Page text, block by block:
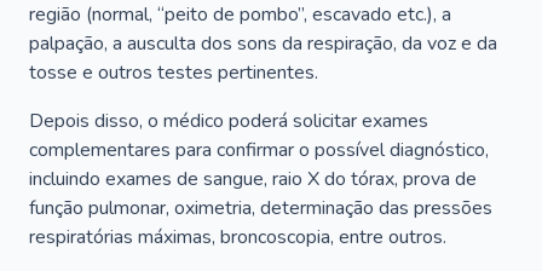
região (normal, “peito de pombo”, escavado etc.), a
palpação, a ausculta dos sons da respiração, da voz e da
tosse e outros testes pertinentes.
Depois disso, o médico poderá solicitar exames
complementares para confirmar o possível diagnóstico,
incluindo exames de sangue, raio X do tórax, prova de
função pulmonar, oximetria, determinação das pressões
respiratórias máximas, broncoscopia, entre outros.